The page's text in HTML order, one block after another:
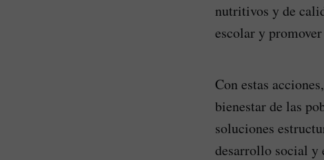
nutritivos y de
escolar y
Con estas
bienestar de las
soluciones
desarrollo social y